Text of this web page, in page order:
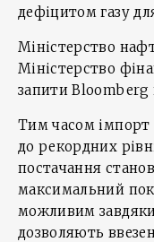
дефіцитом газу
Міністерство
Міністерство
запити Bloomberg
Тим часом імпорт
до рекордних
постачання
максимальний
можливим
дозволяють